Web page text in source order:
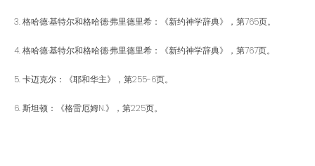
格哈德·基特尔和格哈德·弗里德里希：《新约神学辞典》，第765页。
格哈德·基特尔和格哈德·弗里德里希：《新约神学辞典》，第767页。
卡迈克尔：《耶和华主》，第255-6页。
斯坦顿：《格雷厄姆N.》，第225页。